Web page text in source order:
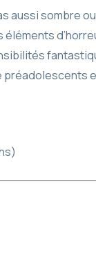
aussi sombre
préadolescents